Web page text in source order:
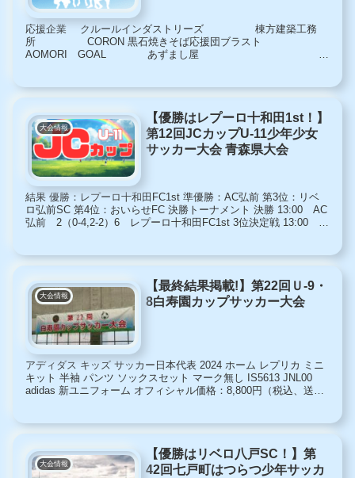
応援企業 クルールインダストリーズ 棟方建築工務
所 CORON 黒石焼きそば応援団ブラスト
AOMORI GOAL あずまし屋
大会情報
【優勝はレプーロ十和田1st！】
第12回JCカップU-11少年少女
サッカー大会 青森県大会
結果 優勝：レプーロ十和田FC1st 準優勝：AC弘前 第3位：リベ
ロ弘前SC 第4位：おいらせFC 決勝トーナメント 決勝 13:00 AC
弘前 2（0-4,2‐2）6 レプーロ十和田FC1st 3位決定戦 13:00 リ
大会情報
【最終結果掲載!】第22回Ｕ-9・
8白寿園カップサッカー大会
アディダス キッズ サッカー日本代表 2024 ホーム レプリカ ミニ
キット 半袖 パンツ ソックスセット マーク無し IS5613 JNL00
adidas 新ユニフォーム オフィシャル価格：8,800円（税込、送料
大会情報
【優勝はリベロ八戸SC！】第
42回七戸町はつらつ少年サッカ